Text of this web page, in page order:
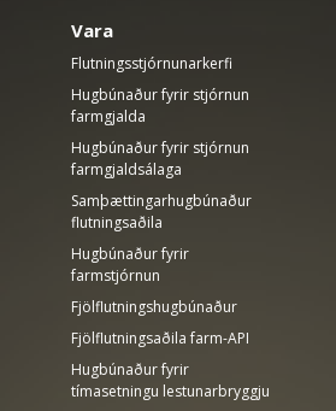
Vara
Flutningsstjórnunarkerfi
Hugbúnaður fyrir stjórnun
farmgjalda
Hugbúnaður fyrir stjórnun
farmgjaldsálaga
Samþættingarhugbúnaður
flutningsaðila
Hugbúnaður fyrir
farmstjórnun
Fjölflutningshugbúnaður
Fjölflutningsaðila farm-API
Hugbúnaður fyrir
tímasetningu lestunarbryggju